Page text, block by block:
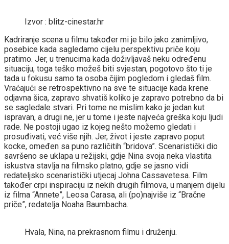
Izvor : blitz-cinestar.hr
Kadriranje scena u filmu također mi je bilo jako zanimljivo,
posebice kada sagledamo cijelu perspektivu priče koju
pratimo. Jer, u trenucima kada doživljavaš neku određenu
situaciju, toga teško možeš biti svjestan, pogotovo što ti je
tada u fokusu samo ta osoba čijim pogledom i gledaš film.
Vraćajući se retrospektivno na sve te situacije kada krene
odjavna šica, zapravo shvatiš koliko je zapravo potrebno da bi
se sagledale stvari. Pri tome ne mislim kako je jedan kut
ispravan, a drugi ne, jer u tome i jeste najveća greška koju ljudi
rade. Ne postoji ugao iz kojeg nešto možemo gledati i
prosuđivati, već više njih. Jer, život i jeste zapravo poput
kocke, omeđen sa puno različitih “bridova”. Scenaristički dio
savršeno se uklapa u režijski, gdje Nina svoja neka vlastita
iskustva stavlja na filmsko platno, gdje se jasno vidi
redateljsko scenaristički utjecaj Johna Cassavetesa. Film
također crpi inspiraciju iz nekih drugih filmova, u manjem dijelu
iz filma “Annete”, Leosa Carasa, ali (po)najviše iz “Bračne
priče”, redatelja Noaha Baumbacha.
Hvala, Nina, na prekrasnom filmu i druženju.